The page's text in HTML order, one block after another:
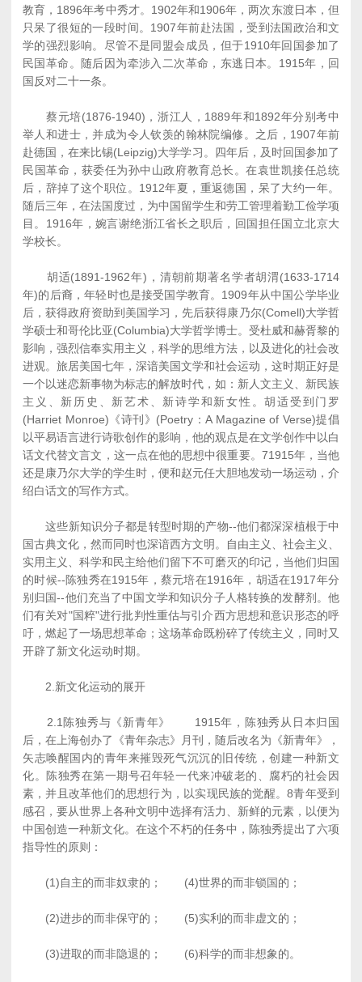
教育，1896年考中秀才。1902年和1906年，两次东渡日本，但
只呆了很短的一段时间。1907年前赴法国，受到法国政治和文
学的强烈影响。尽管不是同盟会成员，但于1910年回国参加了
民国革命。随后因为牵涉入二次革命，东逃日本。1915年，回
国反对二十一条。
蔡元培(1876-1940)，浙江人，1889年和1892年分别考中
举人和进士，并成为令人钦羡的翰林院编修。之后，1907年前
赴德国，在来比锡(Leipzig)大学学习。四年后，及时回国参加了
民国革命，获委任为孙中山政府教育总长。在袁世凯接任总统
后，辞掉了这个职位。1912年夏，重返德国，呆了大约一年。
随后三年，在法国度过，为中国留学生和劳工管理着勤工俭学项
目。1916年，婉言谢绝浙江省长之职后，回国担任国立北京大
学校长。
胡适(1891-1962年)，清朝前期著名学者胡渭(1633-1714
年)的后裔，年轻时也是接受国学教育。1909年从中国公学毕业
后，获得政府资助到美国学习，先后获得康乃尔(Comell)大学哲
学硕士和哥伦比亚(Columbia)大学哲学博士。受杜威和赫胥黎的
影响，强烈信奉实用主义，科学的思维方法，以及进化的社会改
进观。旅居美国七年，深谙美国文学和社会运动，这时期正好是
一个以迷恋新事物为标志的解放时代，如：新人文主义、新民族
主义、新历史、新艺术、新诗学和新女性。胡适受到门罗
(Harriet Monroe)《诗刊》(Poetry：A Magazine of Verse)提倡
以平易语言进行诗歌创作的影响，他的观点是在文学创作中以白
话文代替文言文，这一点在他的思想中很重要。71915年，当他
还是康乃尔大学的学生时，便和赵元任大胆地发动一场运动，介
绍白话文的写作方式。
这些新知识分子都是转型时期的产物--他们都深深植根于中
国古典文化，然而同时也深谙西方文明。自由主义、社会主义、
实用主义、科学和民主给他们留下不可磨灭的印记，当他们归国
的时候--陈独秀在1915年，蔡元培在1916年，胡适在1917年分
别归国--他们充当了中国文学和知识分子人格转换的发酵剂。他
们有关对"国粹"进行批判性重估与引介西方思想和意识形态的呼
吁，燃起了一场思想革命；这场革命既粉碎了传统主义，同时又
开辟了新文化运动时期。
2.新文化运动的展开
2.1陈独秀与《新青年》 1915年，陈独秀从日本归国
后，在上海创办了《青年杂志》月刊，随后改名为《新青年》，
矢志唤醒国内的青年来摧毁死气沉沉的旧传统，创建一种新文
化。陈独秀在第一期号召年轻一代来冲破老的、腐朽的社会因
素，并且改革他们的思想行为，以实现民族的觉醒。8青年受到
感召，要从世界上各种文明中选择有活力、新鲜的元素，以便为
中国创造一种新文化。在这个不朽的任务中，陈独秀提出了六项
指导性的原则：
(1)自主的而非奴隶的； (4)世界的而非锁国的；
(2)进步的而非保守的； (5)实利的而非虚文的；
(3)进取的而非隐退的； (6)科学的而非想象的。